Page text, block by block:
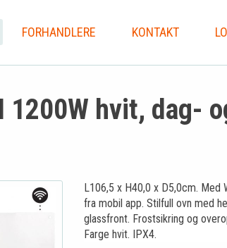
FORHANDLERE KONTAKT
1200W hvit, dag-
L106,5 x H40,0 x D5,0cm. Med
fra mobil app. Stilfull ovn med
glassfront. Frostsikring og
Farge hvit. IPX4.